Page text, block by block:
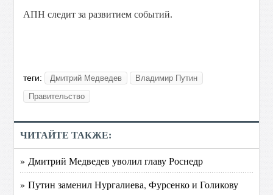
АПН следит за развитием событий.
теги: Дмитрий Медведев
Владимир Путин
Правительство
ЧИТАЙТЕ ТАКЖЕ:
» Дмитрий Медведев уволил главу Роснедр
» Путин заменил Нургалиева, Фурсенко и Голикову